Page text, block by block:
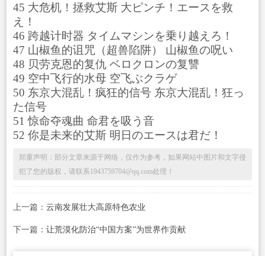
45 大危机！拯救艾斯 大ピンチ！エースを救
え！
46 跨越计时器 タイムマシンを乗り越えろ！
47 山椒鱼的诅咒（超兽陷阱） 山椒鱼の呪い
48 贝劳克恩的复仇 ベロクロンの复讐
49 空中飞行的水母 空飞ぶクラゲ
50 东京大混乱！疯狂的信号 东京大混乱！狂っ
た信号
51 惊命夺魂曲 命君を吸う音
52 你是未来的艾斯 明日のエースは君だ！
郑重声明：部分文章来源于网络，仅作为参考，如果网站中图片和文字侵
犯了您的版权，请联系1943759704@qq.com处理！
上一篇： 云南发展壮大高原特色农业
下一篇： 让荒漠化防治“中国方案”为世界作贡献